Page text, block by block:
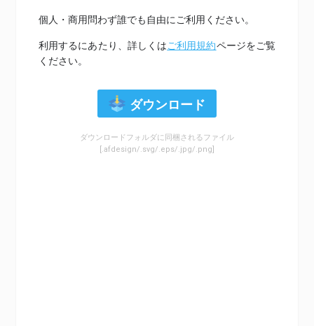
個人・商用問わず誰でも自由にご利用ください。
利用するにあたり、詳しくはご利用規約ページをご覧
ください。
ダウンロード
ダウンロードフォルダに同梱されるファイル
[.afdesign/.svg/.eps/.jpg/.png]